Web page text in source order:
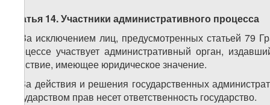
Статья 14. Участники административного процесса
1. За исключением лиц, предусмотренных статьей 79
процессе участвует административный орган,
действие, имеющее юридическое значение.
2. За действия и решения государственных
государством прав несет ответственность государство.